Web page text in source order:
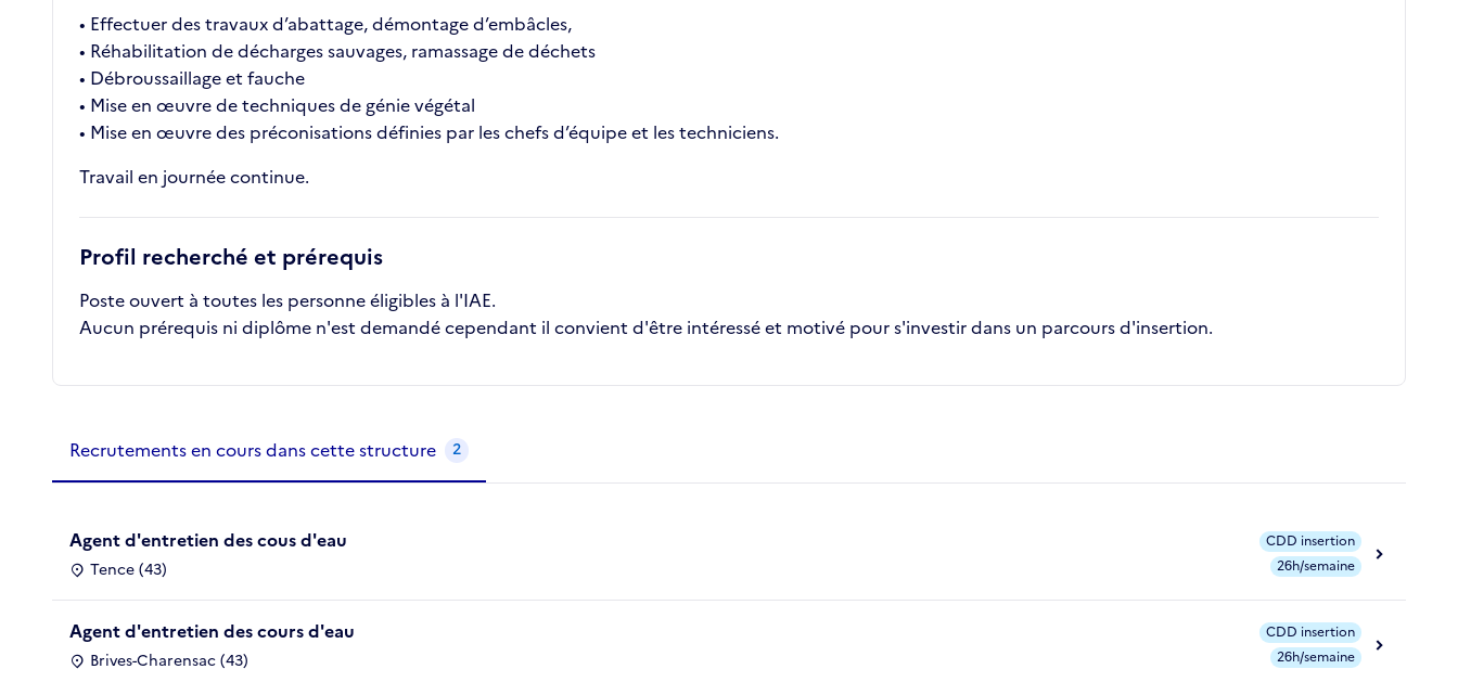
• Effectuer des travaux d’abattage, démontage d’embâcles,
• Réhabilitation de décharges sauvages, ramassage de déchets
• Débroussaillage et fauche
• Mise en œuvre de techniques de génie végétal
• Mise en œuvre des préconisations définies par les chefs d’équipe et les techniciens.
Travail en journée continue.
Profil recherché et prérequis
Poste ouvert à toutes les personne éligibles à l'IAE.
Aucun prérequis ni diplôme n'est demandé cependant il convient d'être intéressé et motivé pour s'investir dans un parcours d'insertion.
Recrutements de la structure
Recrutements en cours dans cette structure 2
Agent d'entretien des cous d'eau
Tence (43)
CDD insertion
26h/semaine
Agent d'entretien des cours d'eau
Brives-Charensac (43)
CDD insertion
26h/semaine